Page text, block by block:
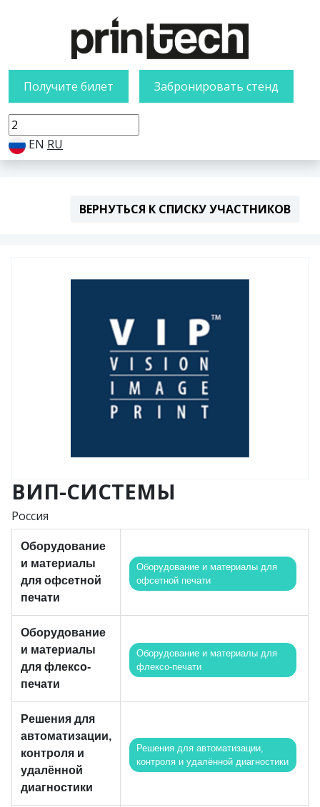
Получите билет Забронировать стенд
EN RU
ВЕРНУТЬСЯ К СПИСКУ УЧАСТНИКОВ
ВИП-СИСТЕМЫ
Россия
Оборудование
и материалы
для офсетной
печати
Оборудование и материалы для
офсетной печати
Оборудование
и материалы
для флексо-
печати
Оборудование и материалы для
флексо-печати
Решения для
автоматизации,
контроля и
удалённой
диагностики
Решения для автоматизации,
контроля и удалённой диагностики